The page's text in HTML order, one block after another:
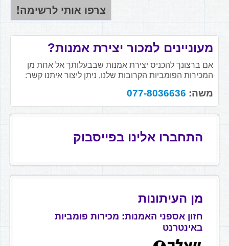
מעוניינים למכור יצירת אמנות?
אם ברצונך להכניס יצירת אמנות שבבעלותך אל אחת מן
המכירות הפומביות הקרובות שלנו, ניתן ליצור איתנו קשר:
משה: 077-8036636
התחברו אלינו בפייסבוק
מן העיתונות
חזון אספני האמנות: מכירות פומביות
באינטרנט